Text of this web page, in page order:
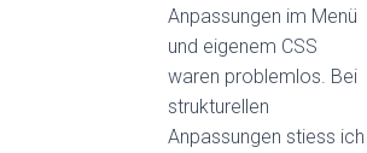
Anpassungen im Menü
und eigenem CSS
waren problemlos. Bei
strukturellen
Anpassungen stiess ich